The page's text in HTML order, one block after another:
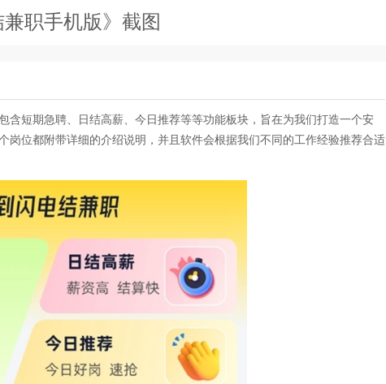
兼职手机版》截图
含短期急聘、日结高薪、今日推荐等等功能板块，旨在为我们打造一个安
岗位都附带详细的介绍说明，并且软件会根据我们不同的工作经验推荐合适